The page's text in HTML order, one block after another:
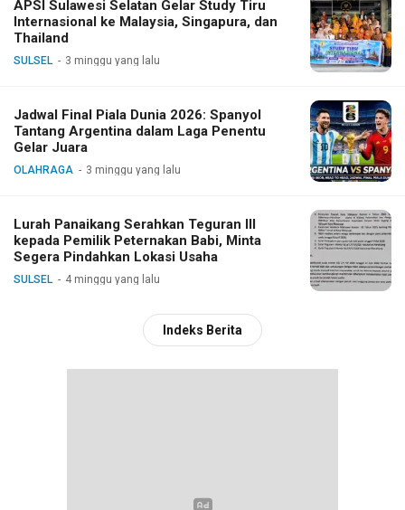
APSI Sulawesi Selatan Gelar Study Tiru
Internasional ke Malaysia, Singapura, dan
Thailand
SULSEL 3 minggu yang lalu
Jadwal Final Piala Dunia 2026: Spanyol
Tantang Argentina dalam Laga Penentu
Gelar Juara
OLAHRAGA 3 minggu yang lalu
Lurah Panaikang Serahkan Teguran III
kepada Pemilik Peternakan Babi, Minta
Segera Pindahkan Lokasi Usaha
SULSEL 4 minggu yang lalu
Indeks Berita